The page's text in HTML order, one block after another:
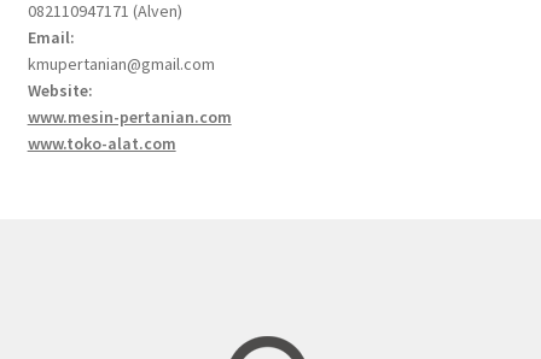
082110947171 (Alven)
Email:
kmupertanian@gmail.com
Website:
www.mesin-pertanian.com
www.toko-alat.com